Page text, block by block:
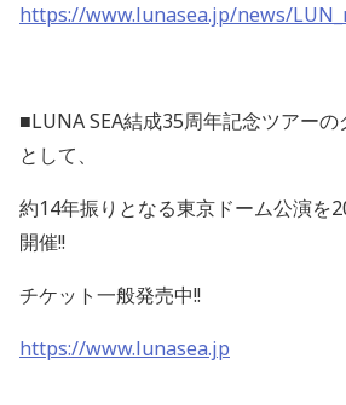
https://www.lunasea.jp/news/
■LUNA SEA結成35周年記念ツアー
として、
約14年振りとなる東京ドーム公演を
開催!!
チケット一般発売中!!
https://www.lunasea.jp